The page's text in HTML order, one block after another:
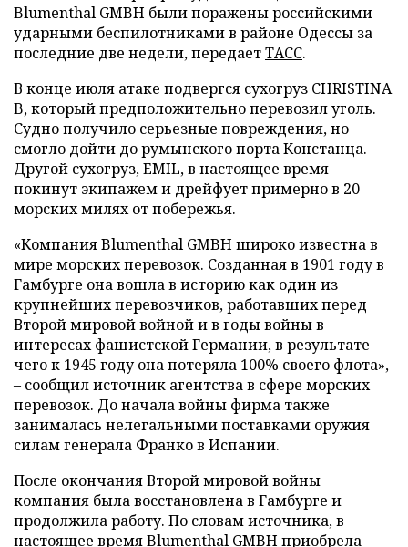
Blumenthal GMBH были поражены российскими
ударными беспилотниками в районе Одессы за
последние две недели, передаетТАСС.
В конце июля атаке подвергся сухогруз CHRISTINA
B, который предположительно перевозил уголь.
Судно получило серьезные повреждения, но
смогло дойти до румынского порта Констанца.
Другой сухогруз, EMIL, в настоящее время
покинут экипажем и дрейфует примерно в 20
морских милях от побережья.
«Компания Blumenthal GMBH широко известна в
мире морских перевозок. Созданная в 1901 году в
Гамбурге она вошла в историю как один из
крупнейших перевозчиков, работавших перед
Второй мировой войной и в годы войны в
интересах фашистской Германии, в результате
чего к 1945 году она потеряла 100% своего флота»,
– сообщил источник агентства в сфере морских
перевозок. До начала войны фирма также
занималась нелегальными поставками оружия
силам генерала Франко в Испании.
После окончания Второй мировой войны
компания была восстановлена в Гамбурге и
продолжила работу. По словам источника, в
настоящее время Blumenthal GMBH приобрела